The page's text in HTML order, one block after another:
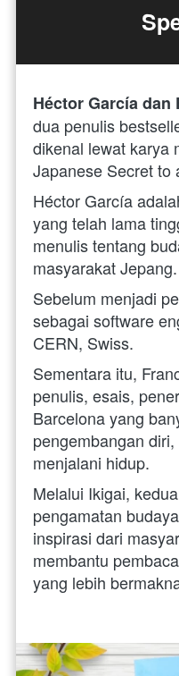
Héctor García
dua penulis
dikenal lewat karya
Japanese Secret to
Héctor García
yang telah lama
menulis tentang
masyarakat Jepang.
Sebelum menjadi
sebagai software
CERN, Swiss.
Sementara itu,
penulis, esais,
Barcelona yang
pengembangan
menjalani hidup.
Melalui Ikigai,
pengamatan
inspirasi dari
membantu
yang lebih